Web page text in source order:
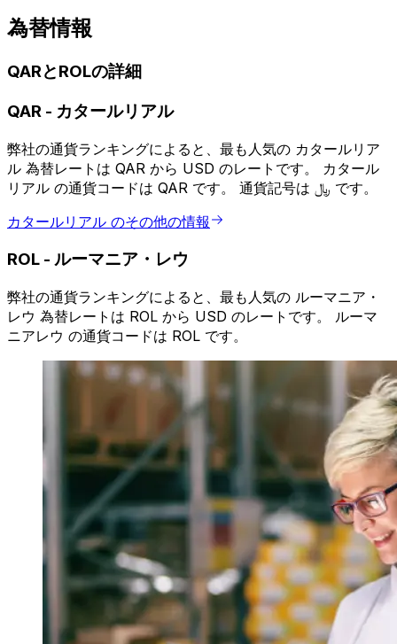
為替情報
QARとROLの詳細
QAR - カタールリアル
弊社の通貨ランキングによると、最も人気の カタールリア
ル 為替レートは QAR から USD のレートです。 カタール
リアル の通貨コードは QAR です。 通貨記号は ﷼ です。
カタールリアル のその他の情報
ROL - ルーマニア・レウ
弊社の通貨ランキングによると、最も人気の ルーマニア・
レウ 為替レートは ROL から USD のレートです。 ルーマ
ニアレウ の通貨コードは ROL です。